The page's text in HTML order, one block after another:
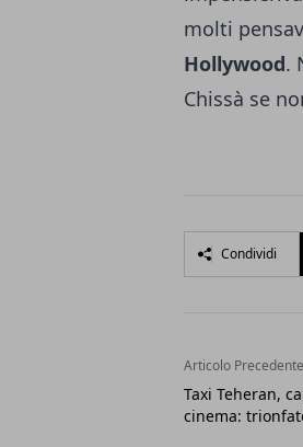
molti
Hollywood.
Chissà se
Condividi
Articolo Precedente
Taxi Teheran,
cinema: